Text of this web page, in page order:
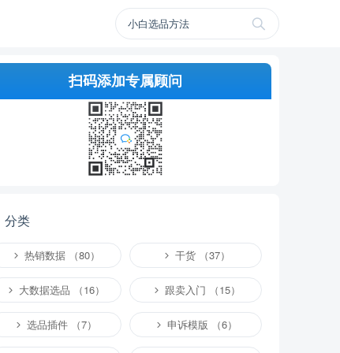
扫码添加专属顾问
分类
热销数据 （80） 干货 （37）
大数据选品 （16） 跟卖入门 （15）
选品插件 （7） 申诉模版 （6）